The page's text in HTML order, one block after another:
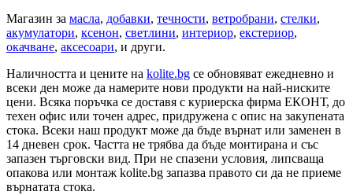
Магазин за масла, добавки, течности, ветробрани, стелки,
акумулатори, ксенон, светлини, интериор, екстериор,
окачване, аксесоари, и други.
Наличността и цените на kolite.bg се обновяват ежедневно и
всеки ден може да намерите нови продукти на най-ниските
цени. Всяка поръчка се доставя с куриерска фирма ЕКОНТ, до
техен офис или точен адрес, придружена с опис на закупената
стока. Всеки наш продукт може да бъде върнат или заменен в
14 дневен срок. Частта не трябва да бъде монтирана и със
запазен търговски вид. При не спазени условия, липсваща
опакова или монтаж kolite.bg запазва правото си да не приеме
върнатата стока.